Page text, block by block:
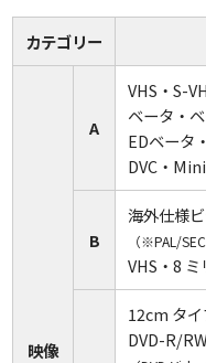
関係なくフィルムの
料金が異なります
※ダビングは現像
フィルムに限り
オプショ
アルバム
紙含む）が
21ページ
リング式
アルバム以
ニングが
ンアル
カテゴリー
映像
A
VHS・S-
ベータ・
EDベータ
DVC・
B
海外仕様
（※PAL/
VHS・8
12cm タイ
DVD-R/